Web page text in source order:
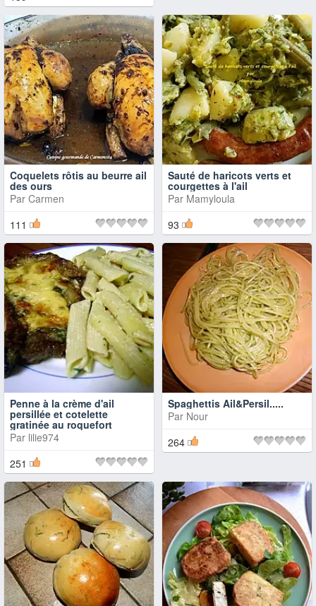
Coquelets rôtis au beurre ail
des ours
Par Carmen
111
Sauté de haricots verts et
courgettes à l'ail
Par Mamyloula
93
Penne à la crème d'ail
persillée et cotelette
gratinée au roquefort
Par lilie974
251
Spaghettis Ail&Persil.....
Par Nour
264